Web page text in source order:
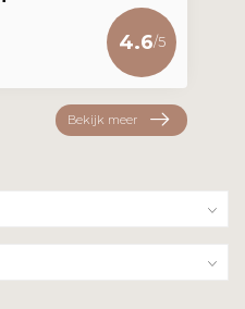
4.6/5
Bekijk meer